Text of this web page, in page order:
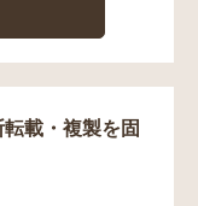
載・複製を固